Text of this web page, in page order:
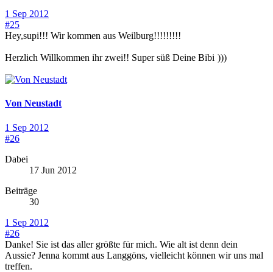
1 Sep 2012
#25
Hey,supi!!! Wir kommen aus Weilburg!!!!!!!!!
Herzlich Willkommen ihr zwei!! Super süß Deine Bibi )))
Von Neustadt
1 Sep 2012
#26
Dabei
17 Jun 2012
Beiträge
30
1 Sep 2012
#26
Danke! Sie ist das aller größte für mich. Wie alt ist denn dein
Aussie? Jenna kommt aus Langgöns, vielleicht können wir uns mal
treffen.